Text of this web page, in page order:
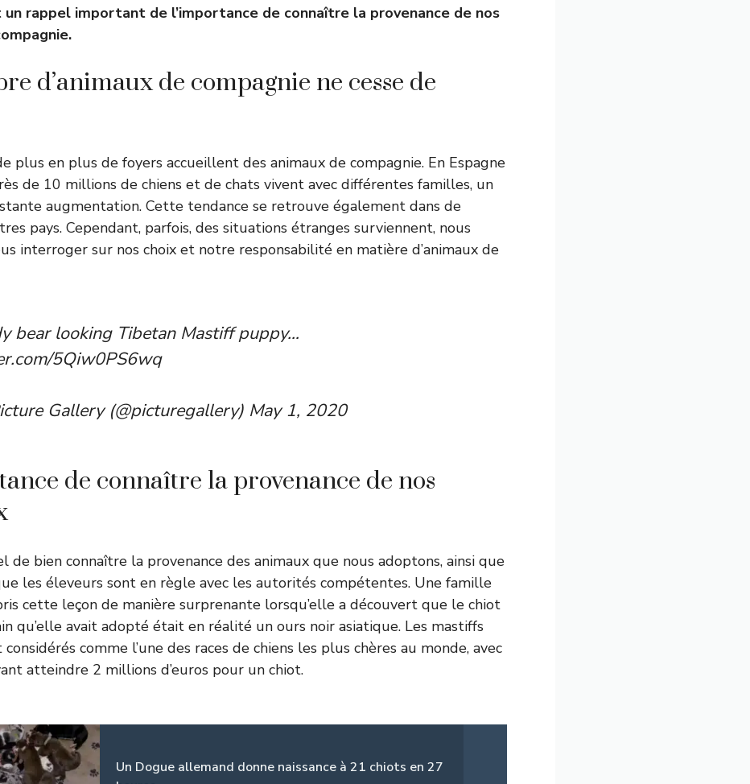
un rappel important de l’importance de connaître la provenance de nos
d’animaux de compagnie ne cesse de
plus en plus de foyers accueillent des animaux de compagnie. En Espagne
de 10 millions de chiens et de chats vivent avec différentes familles, un
augmentation. Cette tendance se retrouve également dans de
pays. Cependant, parfois, des situations étranges surviennent, nous
interroger sur nos choix et notre responsabilité en matière d’animaux de
bear looking Tibetan Mastiff puppy…
5Qiw0PS6wq
Gallery (@picturegallery) May 1, 2020
de connaître la provenance de nos
de bien connaître la provenance des animaux que nous adoptons, ainsi que
les éleveurs sont en règle avec les autorités compétentes. Une famille
cette leçon de manière surprenante lorsqu’elle a découvert que le chiot
qu’elle avait adopté était en réalité un ours noir asiatique. Les mastiffs
comme l’une des races de chiens les plus chères au monde, avec
atteindre 2 millions d’euros pour un chiot.
Un Dogue allemand donne naissance à 21 chiots en 27